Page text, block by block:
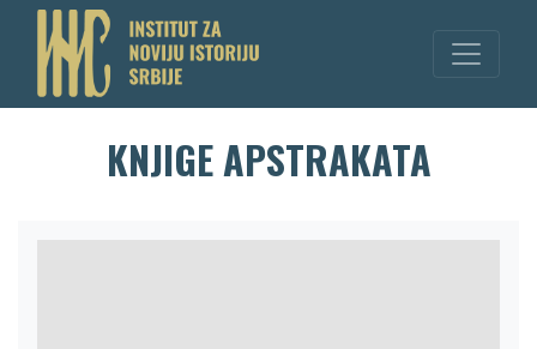
KNJIGE APSTRAKATA